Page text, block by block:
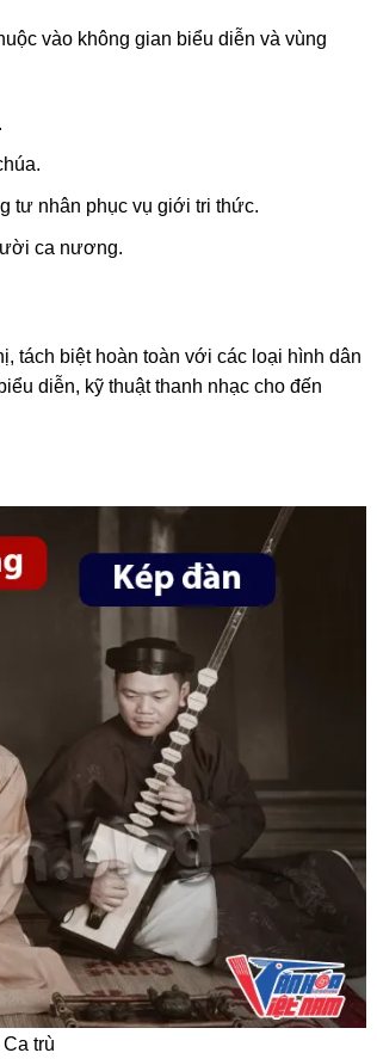
vào không gian biểu diễn và vùng
tư nhân phục vụ giới tri thức.
ca nương.
tách biệt hoàn toàn với các loại hình dân
diễn, kỹ thuật thanh nhạc cho đến
trù